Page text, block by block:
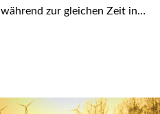
während zur gleichen Zeit in…